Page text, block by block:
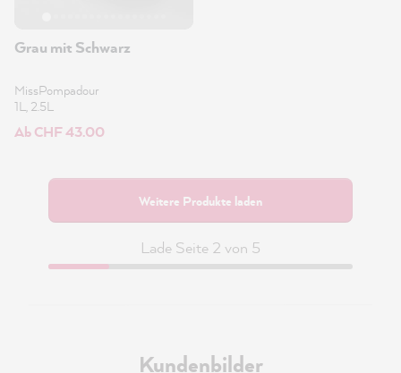
Grau mit Schwarz
MissPompadour
1L, 2.5L
Ab CHF 43.00
Weitere Produkte laden
Lade Seite 2 von 5
Kundenbilder